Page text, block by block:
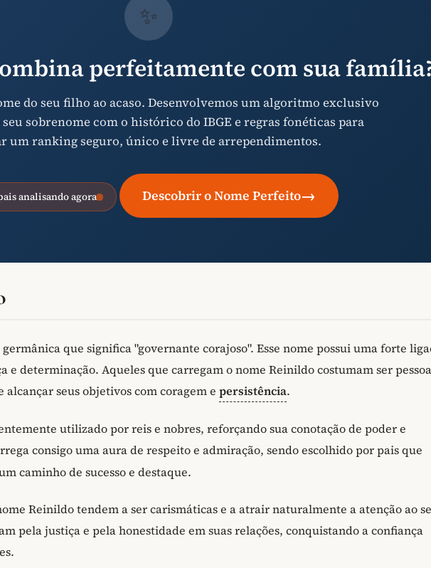
✨
perfeitamente com sua
do seu filho ao acaso. Desenvolvemos um algoritmo exclusivo
sobrenome com o histórico do IBGE e regras fonéticas para
um ranking seguro, único e livre de arrependimentos.
analisando agora Descobrir o Nome Perfeito→
que significa "governante corajoso". Esse nome possui uma forte
e determinação. Aqueles que carregam o nome Reinildo costumam ser
seus objetivos com coragem e persistência.
utilizado por reis e nobres, reforçando sua conotação de poder e
consigo uma aura de respeito e admiração, sendo escolhido por pais que
caminho de sucesso e destaque.
Reinildo tendem a ser carismáticas e a atrair naturalmente a atenção ao
pela justiça e pela honestidade em suas relações, conquistando a confiança